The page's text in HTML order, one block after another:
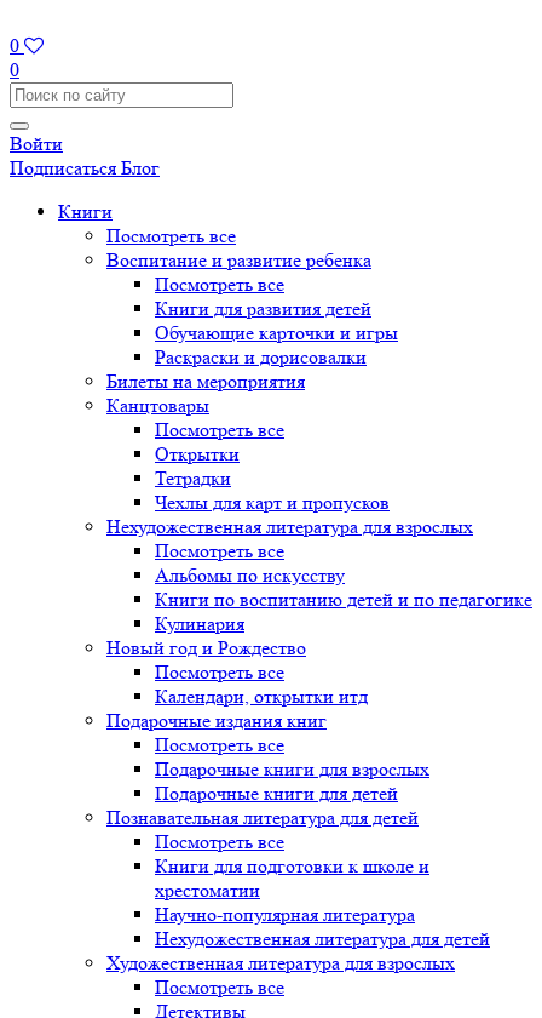
0
0
Войти
Подписаться Блог
Книги
Посмотреть все
Воспитание и развитие ребенка
Посмотреть все
Книги для развития детей
Обучающие карточки и игры
Раскраски и дорисовалки
Билеты на мероприятия
Канцтовары
Посмотреть все
Открытки
Тетрадки
Чехлы для карт и пропусков
Нехудожественная литература для взрослых
Посмотреть все
Альбомы по искусству
Книги по воспитанию детей и по педагогике
Кулинария
Новый год и Рождество
Посмотреть все
Календари, открытки итд
Подарочные издания книг
Посмотреть все
Подарочные книги для взрослых
Подарочные книги для детей
Познавательная литература для детей
Посмотреть все
Книги для подготовки к школе и
хрестоматии
Научно-популярная литература
Нехудожественная литература для детей
Художественная литература для взрослых
Посмотреть все
Детективы